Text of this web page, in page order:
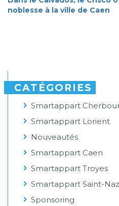
noblesse à la ville de Caen
CATÉGORIES
Smartappart
Smartappart Lorient
Nouveautés
Smartappart Caen
Smartappart Troyes
Smartappart Saint-
Sponsoring